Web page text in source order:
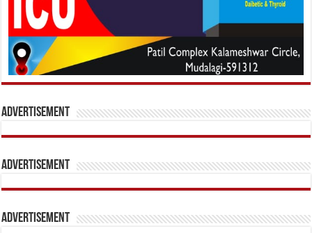
Advertisement
Advertisement
Advertisement